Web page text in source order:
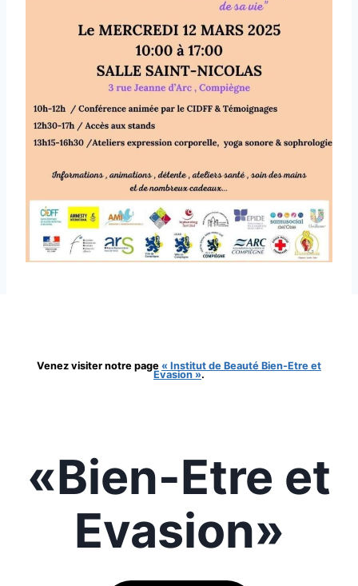
Venez visiter notre page « Institut de Beauté Bien-Etre et
Evasion ».
«Bien-Etre et
Evasion»